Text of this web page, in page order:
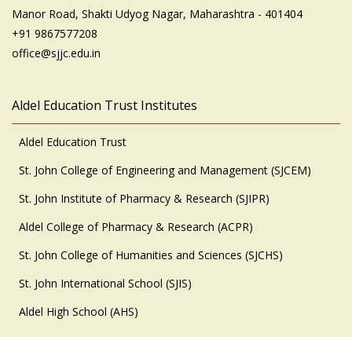
Manor Road, Shakti Udyog Nagar, Maharashtra - 401404
+91 9867577208
office@sjjc.edu.in
Aldel Education Trust Institutes
Aldel Education Trust
St. John College of Engineering and Management (SJCEM)
St. John Institute of Pharmacy & Research (SJIPR)
Aldel College of Pharmacy & Research (ACPR)
St. John College of Humanities and Sciences (SJCHS)
St. John International School (SJIS)
Aldel High School (AHS)